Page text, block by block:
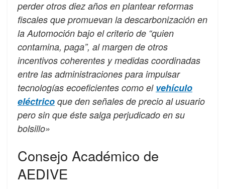
perder otros diez años en plantear reformas
fiscales que promuevan la descarbonización en
la Automoción bajo el criterio de “quien
contamina, paga”, al margen de otros
incentivos coherentes y medidas coordinadas
entre las administraciones para impulsar
tecnologías ecoeficientes como el vehículo
eléctrico que den señales de precio al usuario
pero sin que éste salga perjudicado en su
bolsillo»
Consejo Académico de
AEDIVE